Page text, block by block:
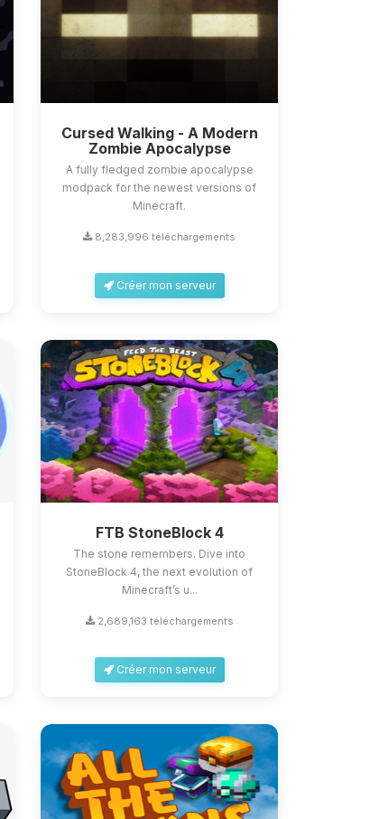
Cursed Walking - A Modern
Zombie Apocalypse
A fully fledged zombie apocalypse
modpack for the newest versions of
Minecraft.
8,283,996 téléchargements
Créer mon serveur
FTB StoneBlock 4
The stone remembers. Dive into
StoneBlock 4, the next evolution of
Minecraft’s u...
2,689,163 téléchargements
Créer mon serveur